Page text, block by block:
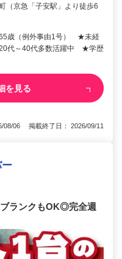
（京急「子安駅」より徒歩6
歳（例外事由1号） ★未経
～40代多数活躍中 ★学歴
を見る
08/06 掲載終了日： 2026/09/11
ランクもOK◎完全週